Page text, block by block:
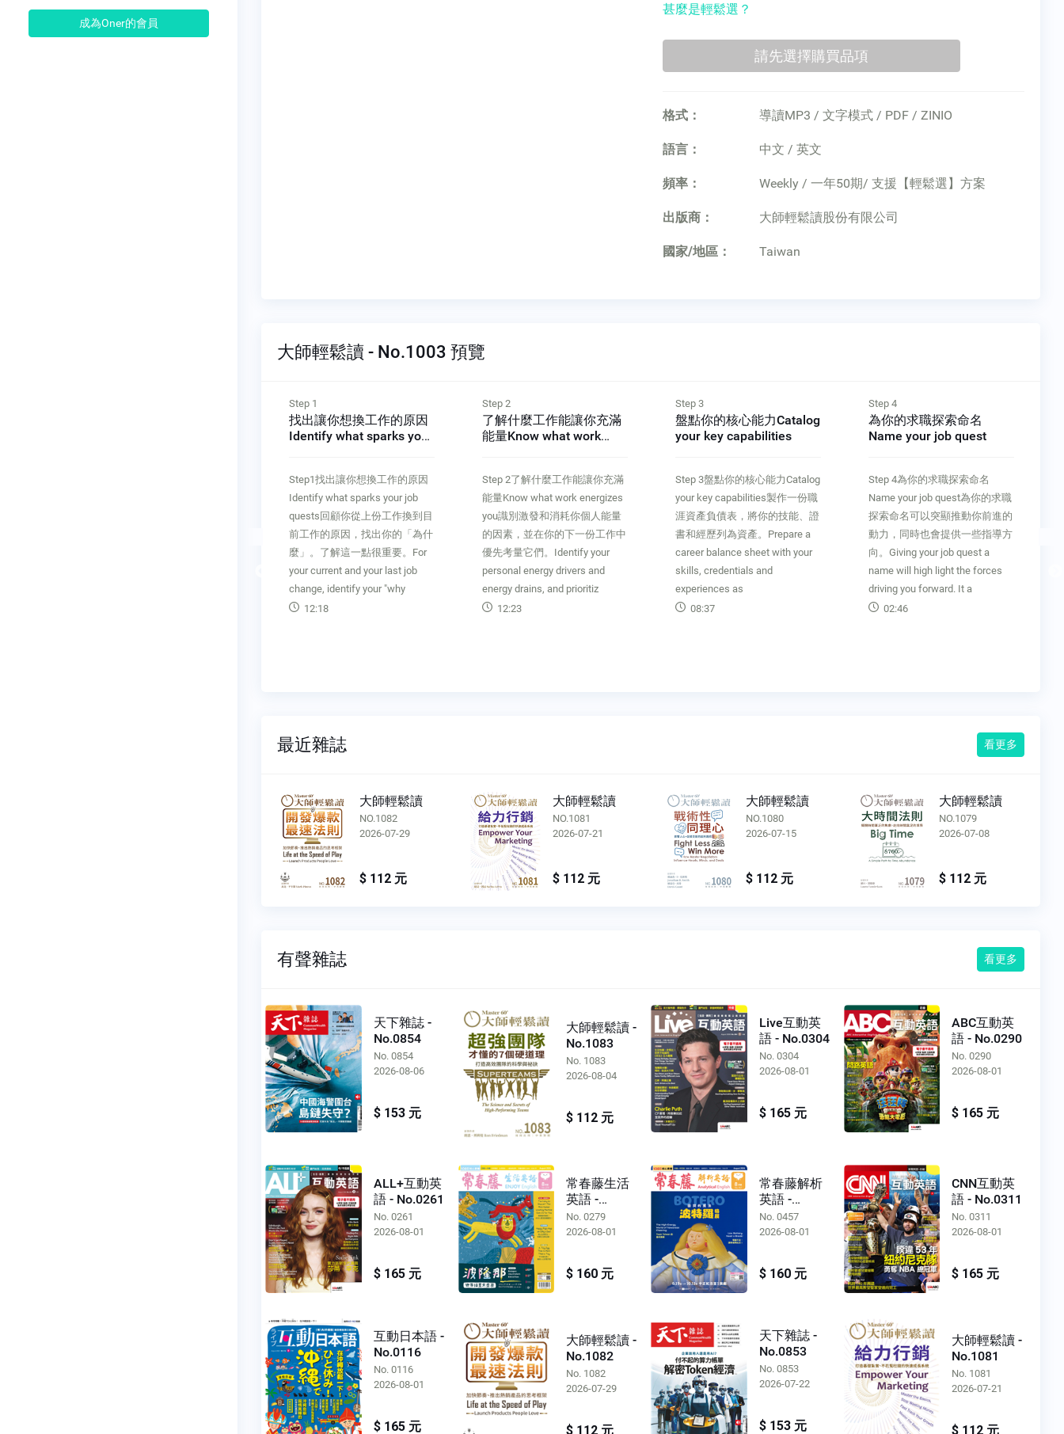
成為Oner的會員
甚麼是輕鬆選？
格式： 導讀MP3 / 文字模式 / PDF / ZINIO
語言： 中文 / 英文
頻率： Weekly / 一年50期/ 支援【輕鬆選】方案
出版商： 大師輕鬆讀股份有限公司
國家/地區： Taiwan
大師輕鬆讀 - No.1003 預覽
Previous
找出讓你想換工作的原因
Identify what sparks your
Step1找出讓你想換工作的原因
Identify what sparks your job
quests回顧你從上份工作換到目
前工作的原因，找出你的「為什
麼」。了解這一點很重要。For
your current and your last job
change, identify your "why
了解什麼工作能讓你充滿
能量Know what work
Step 2了解什麼工作能讓你充滿
能量Know what work energizes
you識別激發和消耗你個人能量
的因素，並在你的下一份工作中
優先考量它們。Identify your
personal energy drivers and
energy drains, and prioritiz
盤點你的核心能力Catalog
your key capabilities
Step 3盤點你的核心能力Catalog
your key capabilities製作一份職
涯資產負債表，將你的技能、證
書和經歷列為資產。Prepare a
career balance sheet with your
skills, credentials and
experiences as
為你的求職探索命名
Name your job quest
Step 4為你的求職探索命名
Name your job quest為你的求職
探索命名可以突顯推動你前進的
動力，同時也會提供一些指導方
向。Giving your job quest a
name will high light the forces
試驗並設計你的未來
Prototype ＆
Step 5試驗並設計你的未
Prototype ＆ design your
為你的未來設想幾種可
景，並分析潛在的工作
符合你的發展方向。
some visions for your
and analyze potential
最近雜誌 看更多
大師輕鬆讀
2026-07-21
大師輕鬆讀 大師輕鬆讀
2026-07-08
大師輕鬆讀
2026-07-01
有聲雜誌 看更多
天下雜誌 -
No.0854
No. 0854
2026-08-06
$ 153 元
大師輕鬆讀 -
No.1083
No. 1083
2026-08-04
$ 112 元
Live互動英
語 - No.0304
No. 0304
2026-08-01
$ 165 元
ABC互動英
語 - No.0290
No. 0290
2026-08-01
$ 165 元
ALL+互動英
語 - No.0261
No. 0261
2026-08-01
$ 165 元
常春藤生活
英語 -
No.0279
No. 0279
2026-08-01
$ 160 元
常春藤解析
英語 -
No.0457
No. 0457
2026-08-01
$ 160 元
CNN互動英
語 - No.0311
No. 0311
2026-08-01
$ 165 元
互動日本語 -
No.0116
No. 0116
2026-08-01
$ 165 元
大師輕鬆讀 -
No.1082
No. 1082
2026-07-29
$ 112 元
天下雜誌 -
No.0853
No. 0853
2026-07-22
$ 153 元
大師輕鬆讀 -
No.1081
No. 1081
2026-07-21
$ 112 元